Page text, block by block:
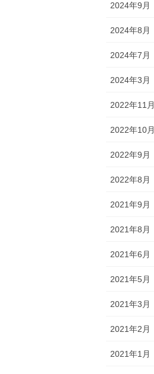
2024年9月
2024年8月
2024年7月
2024年3月
2022年11月
2022年10月
2022年9月
2022年8月
2021年9月
2021年8月
2021年6月
2021年5月
2021年3月
2021年2月
2021年1月